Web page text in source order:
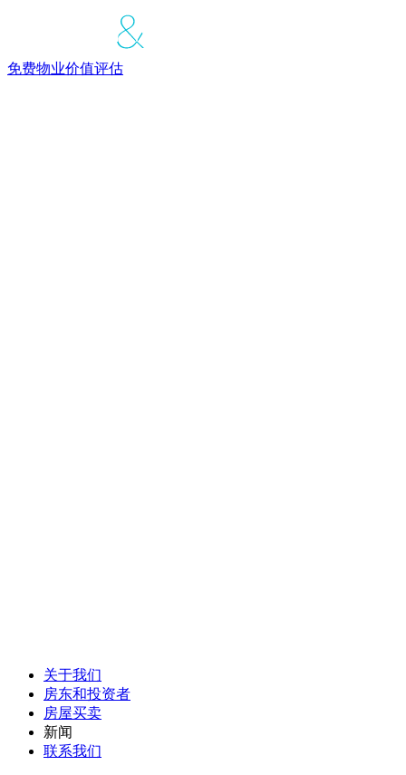
免费物业价值评估
关于我们
房东和投资者
房屋买卖
新闻
联系我们